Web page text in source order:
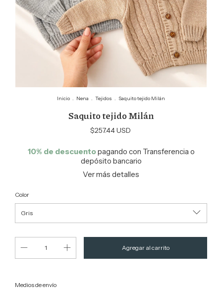
Inicio . Nena . Tejidos . Saquito tejido Milán
Saquito tejido Milán
$257.44 USD
10% de descuentopagando con Transferencia o
depósito bancario
Ver más detalles
Color
Entregas para el CP:
Medios de envío